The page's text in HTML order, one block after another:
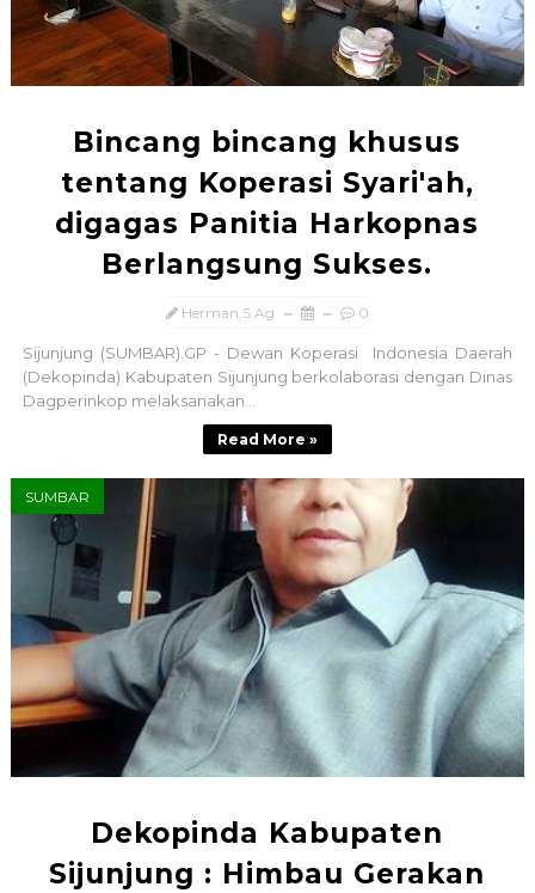
Bincang bincang khusus
tentang Koperasi Syari'ah,
digagas Panitia Harkopnas
Berlangsung Sukses.
Herman,S.Ag 0
Sijunjung (SUMBAR).GP - Dewan Koperasi Indonesia Daerah
(Dekopinda) Kabupaten Sijunjung berkolaborasi dengan Dinas
Dagperinkop melaksanakan...
Read More »
SUMBAR
Dekopinda Kabupaten
Sijunjung : Himbau Gerakan